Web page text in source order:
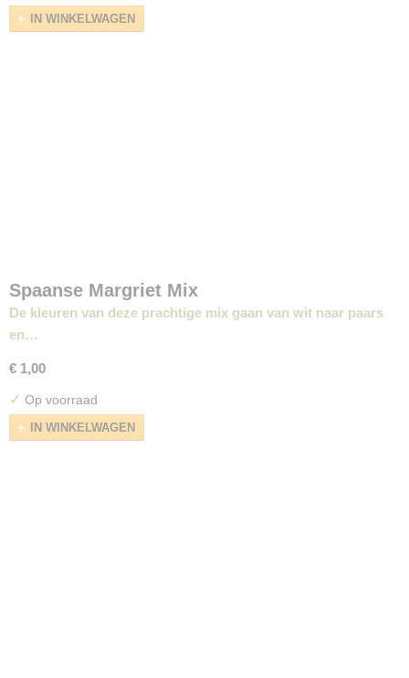
IN WINKELWAGEN
Spaanse Margriet Mix
De kleuren van deze prachtige mix gaan van wit naar paars
en…
€ 1,00
✓ Op voorraad
IN WINKELWAGEN